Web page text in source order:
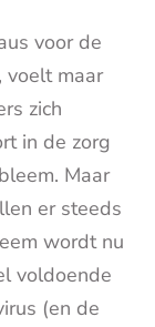
voor de
voelt maar
zich
in de zorg
Maar
er steeds
wordt nu
voldoende
(en de